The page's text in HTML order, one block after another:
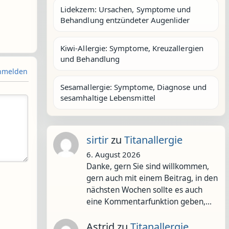
Lidekzem: Ursachen, Symptome und
Behandlung entzündeter Augenlider
Kiwi-Allergie: Symptome, Kreuzallergien
und Behandlung
Sesamallergie: Symptome, Diagnose und
sesamhaltige Lebensmittel
sirtirzu Titanallergie
6. August 2026
Danke, gern Sie sind willkommen,
gern auch mit einem Beitrag, in den
nächsten Wochen sollte es auch
eine Kommentarfunktion geben,…